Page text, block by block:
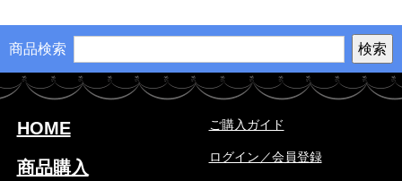
商品検索
HOME
商品購入
ご購入ガイド
ログイン／会員登録